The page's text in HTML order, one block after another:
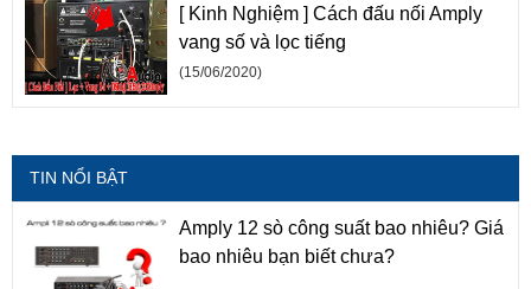
[ Kinh Nghiệm ] Cách đấu nối Amply
vang số và lọc tiếng
(15/06/2020)
TIN NỔI BẬT
Amply 12 sò công suất bao nhiêu? Giá
bao nhiêu bạn biết chưa?